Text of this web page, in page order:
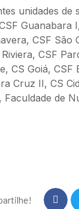
unidades de
Guanabara
CSF São
CSF
CS Goiá, CSF
Cruz II, CS
Faculdade de